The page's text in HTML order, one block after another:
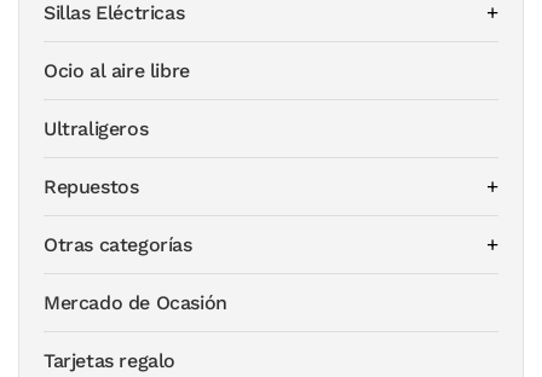
Sillas Eléctricas
Ocio al aire libre
Ultraligeros
Repuestos
Otras categorías
Mercado de Ocasión
Tarjetas regalo